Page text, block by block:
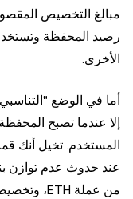
مبالغ التخصيص
رصيد المحفظة
الأخرى.
أما في الوضع
إلا عندما تصبح
المستخدم. تخيل أنك